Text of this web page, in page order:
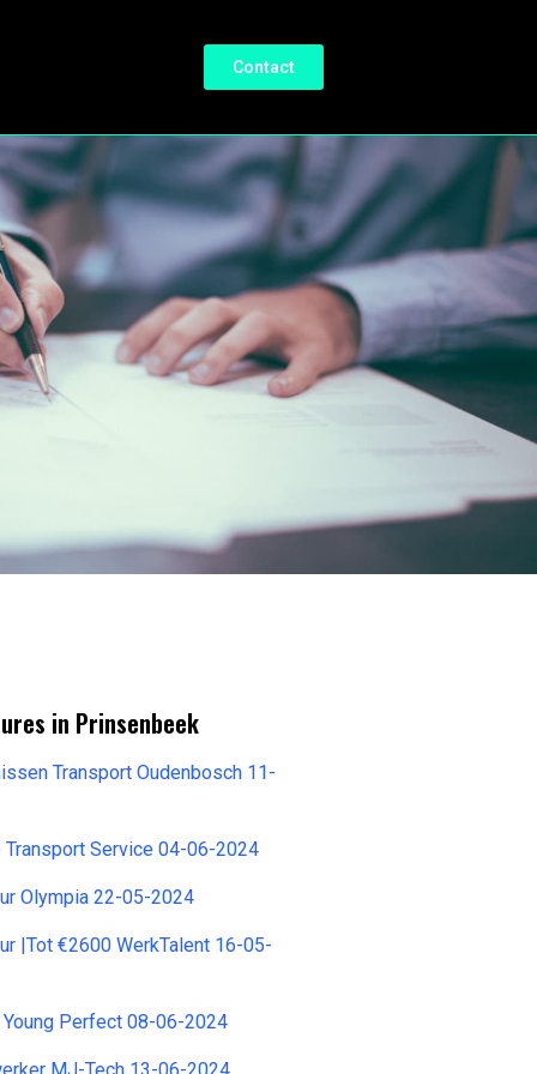
Contact
in Prinsenbeek
Transport Oudenbosch 11-
Transport Service 04-06-2024
Olympia 22-05-2024
|Tot €2600 WerkTalent 16-05-
Perfect 08-06-2024